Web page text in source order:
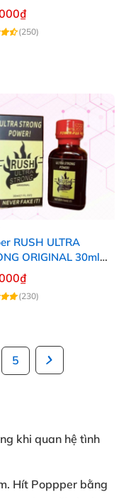
40ml + 10ml
(250)
RUSH ULTRA
ORIGINAL 30ml
Hãng Mỹ PWD
(230)
5
khi quan hệ tình
. Hít Poppper bằng